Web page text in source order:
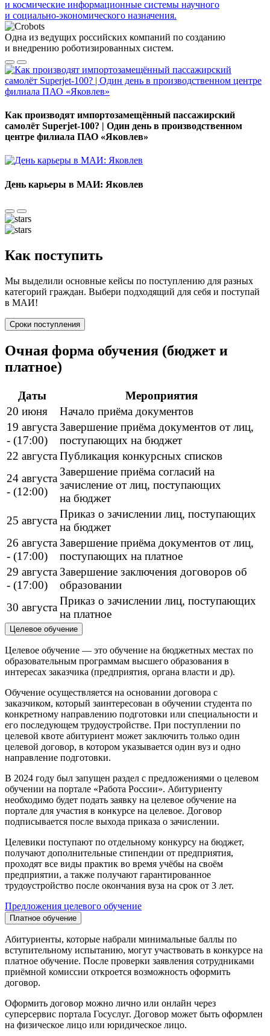
и космические информационные системы научного
и социально-экономического назначения.
Одна из ведущих российских компаний по созданию
и внедрению роботизированных систем.
Как производят импортозамещённый пассажирский
самолёт Superjet-100? | Один день в производственном
центре филиала ПАО «Яковлев»
День карьеры в МАИ: Яковлев
Как поступить
Мы выделили основные кейсы по поступлению для разных
категорий граждан. Выбери подходящий для себя и поступай
в МАИ!
Сроки поступления
Очная форма обучения (бюджет и
платное)
Даты
Мероприятия
20 июня
Начало приёма документов
19 августа
- (17:00)
Завершение приёма документов от лиц,
поступающих на бюджет
22 августаПубликация конкурсных списков
24 августа
- (12:00)
Завершение приёма согласий на
зачисление от лиц, поступающих
на бюджет
25 августа
Приказ о зачислении лиц, поступающих
на бюджет
26 августа
- (17:00)
Завершение приёма документов от лиц,
поступающих на платное
29 августа
- (17:00)
Завершение заключения договоров об
образовании
30 августа
Приказ о зачислении лиц, поступающих
на платное
Целевое обучение
Целевое обучение — это обучение на бюджетных местах по
образовательным программам высшего образования в
интересах заказчика (предприятия, органа власти и др).
Обучение осуществляется на основании договора с
заказчиком, который заинтересован в обучении студента по
конкретному направлению подготовки или специальности и
его последующем трудоустройстве. При поступлении по
целевой квоте абитуриент может заключить только один
целевой договор, в котором указывается один вуз и одно
направление подготовки.
В 2024 году был запущен раздел с предложениями о целевом
обучении на портале «Работа России». Абитуриенту
необходимо будет подать заявку на целевое обучение на
портале для участия в конкурсе на целевое. Договор
подписывается после выхода приказа о зачислении.
Целевики поступают по отдельному конкурсу на бюджет,
получают дополнительные стипендии от предприятия,
проходят все виды практик во время учёбы на своём
предприятии, а также получают гарантированное
трудоустройство после окончания вуза на срок от 3 лет.
Предложения целевого обучение
Платное обучение
Абитуриенты, которые набрали минимальные баллы по
вступительному испытанию, могут участвовать в конкурсе на
платное обучение. После проверки заявления сотрудниками
приёмной комиссии откроется возможность оформить
договор.
Оформить договор можно лично или онлайн через
суперсервис портала Госуслуг. Договор может быть оформлен
на физическое лицо или юридическое лицо.